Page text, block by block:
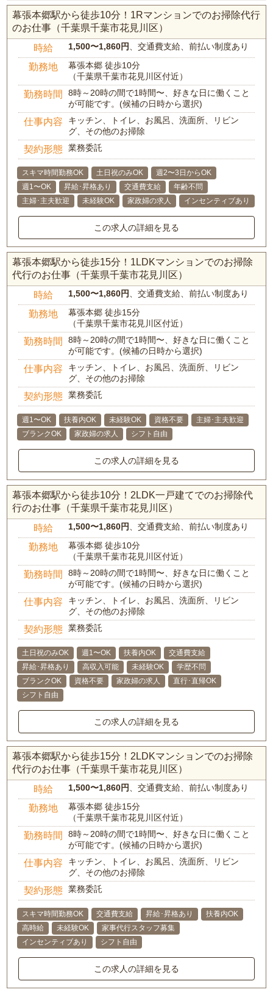
幕張本郷駅から徒歩10分！1Rマンションでのお掃除代行
のお仕事（千葉県千葉市花見川区）
時給 1,500〜1,860円 、交通費支給、前払い制度あり
勤務地
幕張本郷 徒歩10分
（千葉県千葉市花見川区付近）
勤務時間
8時～20時の間で1時間〜、好きな日に働くこと
が可能です。(候補の日時から選択)
仕事内容
キッチン、トイレ、お風呂、洗面所、リビン
グ、その他のお掃除
契約形態 業務委託
スキマ時間勤務OK 土日祝のみOK
週2〜3日からOK
週1〜OK
昇給･昇格あり 交通費支給
年齢不問
主婦･主夫歓迎
未経験OK 家政婦の求人 インセンティブあり
この求人の詳細を見る
幕張本郷駅から徒歩15分！1LDKマンションでのお掃除
代行のお仕事（千葉県千葉市花見川区）
時給 1,500〜1,860円 、交通費支給、前払い制度あり
勤務地
幕張本郷 徒歩15分
（千葉県千葉市花見川区付近）
勤務時間
8時～20時の間で1時間〜、好きな日に働くこと
が可能です。(候補の日時から選択)
仕事内容
キッチン、トイレ、お風呂、洗面所、リビン
グ、その他のお掃除
契約形態 業務委託
週1〜OK 扶養内OK 未経験OK 資格不要
主婦･主夫歓迎
ブランクOK
家政婦の求人 シフト自由
この求人の詳細を見る
幕張本郷駅から徒歩10分！2LDK一戸建てでのお掃除代
行のお仕事（千葉県千葉市花見川区）
時給 1,500〜1,860円 、交通費支給、前払い制度あり
勤務地
幕張本郷 徒歩10分
（千葉県千葉市花見川区付近）
勤務時間
8時～20時の間で1時間〜、好きな日に働くこと
が可能です。(候補の日時から選択)
仕事内容
キッチン、トイレ、お風呂、洗面所、リビン
グ、その他のお掃除
契約形態 業務委託
土日祝のみOK 週1〜OK 扶養内OK
交通費支給
昇給･昇格あり
高収入可能 未経験OK
学歴不問
ブランクOK
資格不要 家政婦の求人
直行･直帰OK
シフト自由
この求人の詳細を見る
幕張本郷駅から徒歩15分！2LDKマンションでのお掃除
代行のお仕事（千葉県千葉市花見川区）
時給 1,500〜1,860円 、交通費支給、前払い制度あり
勤務地
幕張本郷 徒歩15分
（千葉県千葉市花見川区付近）
勤務時間
8時～20時の間で1時間〜、好きな日に働くこと
が可能です。(候補の日時から選択)
仕事内容
キッチン、トイレ、お風呂、洗面所、リビン
グ、その他のお掃除
契約形態 業務委託
スキマ時間勤務OK 交通費支給 昇給･昇格あり
扶養内OK
高時給
未経験OK
家事代行スタッフ募集
インセンティブあり
シフト自由
この求人の詳細を見る